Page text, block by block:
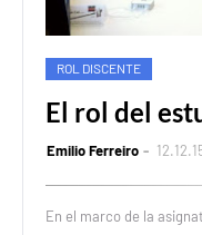
ROL DISCENTE
El rol del
Emilio Ferreiro
En el marco de la